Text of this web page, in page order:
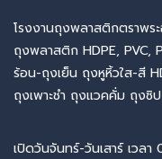
โรงงานถุงพลาสติกตราพ
ถุงพลาสติก HDPE, PVC,
ร้อน-ถุงเย็น ถุงหูหิ้วใส-สี
ถุงเพาะชำ ถุงแวคคั่ม ถุงซิป
เปิดวันจันทร์-วันเสาร์ เวล